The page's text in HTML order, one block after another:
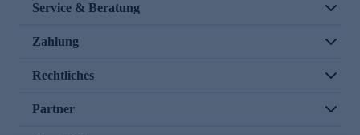
Service & Beratung
Zahlung
Rechtliches
Partner